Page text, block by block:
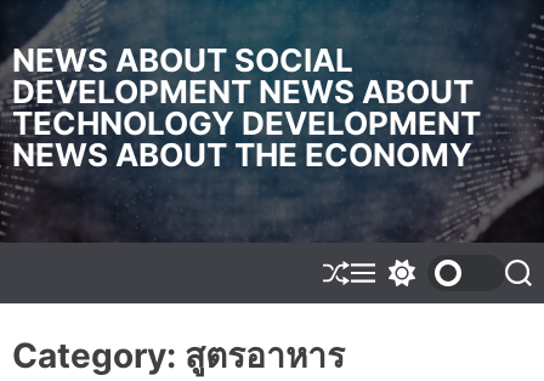
i
p
t
o
c
o
n
n
NEWS ABOUT SOCIAL
DEVELOPMENT NEWS ABOUT
TECHNOLOGY DEVELOPMENT
NEWS ABOUT THE ECONOMY
S
h
f
f
M
e
w
S
e
Category: สูตรอาหาร